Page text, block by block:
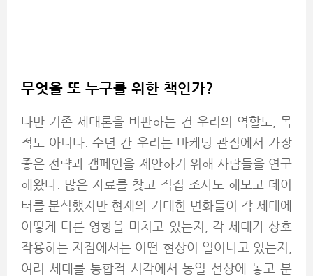
무엇을 또 누구를 위한 책인가?
다만 기존 세대론을 비판하는 건 우리의 역할도, 목
적도 아니다. 수년 간 우리는 마케팅 관점에서 가장
좋은 전략과 캠페인을 제안하기 위해 사람들을 연구
해왔다. 많은 자료를 찾고 직접 조사도 해보고 데이
터를 분석했지만 현재의 거대한 변화들이 각 세대에
어떻게 다른 영향을 미치고 있는지, 각 세대가 상호
작용하는 지점에서는 어떤 현상이 일어나고 있는지,
여러 세대를 통합적 시각에서 동일 선상에 놓고 분